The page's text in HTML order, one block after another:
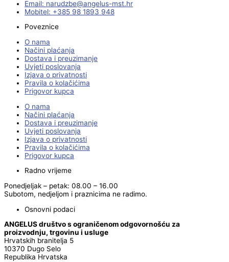
Email:
rh.tsm-sulegna
@ebzduran
Mobitel: +385 98 1893 948
Poveznice
O nama
Načini plaćanja
Dostava i preuzimanje
Uvjeti poslovanja
Izjava o privatnosti
Pravila o kolačićima
Prigovor kupca
O nama
Načini plaćanja
Dostava i preuzimanje
Uvjeti poslovanja
Izjava o privatnosti
Pravila o kolačićima
Prigovor kupca
Radno vrijeme
Ponedjeljak – petak: 08.00 – 16.00
Subotom, nedjeljom i praznicima ne radimo.
Osnovni podaci
ANGELUS društvo s ograničenom odgovornošću za
proizvodnju, trgovinu i usluge
Hrvatskih branitelja 5
10370 Dugo Selo
Republika Hrvatska